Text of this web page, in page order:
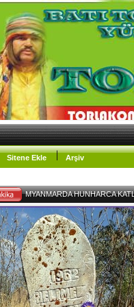
Sitene Ekle Arşiv
EY MÜSLÜ-